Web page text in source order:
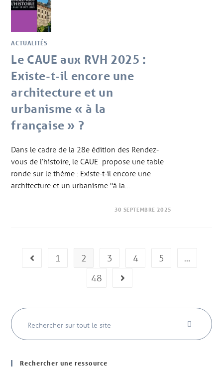
ACTUALITÉS
Le CAUE aux RVH 2025 :
Existe-t-il encore une
architecture et un
urbanisme « à la
française » ?
Dans le cadre de la 28e édition des Rendez-
vous de l’histoire, le CAUE propose une table
ronde sur le thème : Existe-t-il encore une
architecture et un urbanisme "à la…
30 SEPTEMBRE 2025
1 2 3 4 5
…
48
Rechercher une ressource